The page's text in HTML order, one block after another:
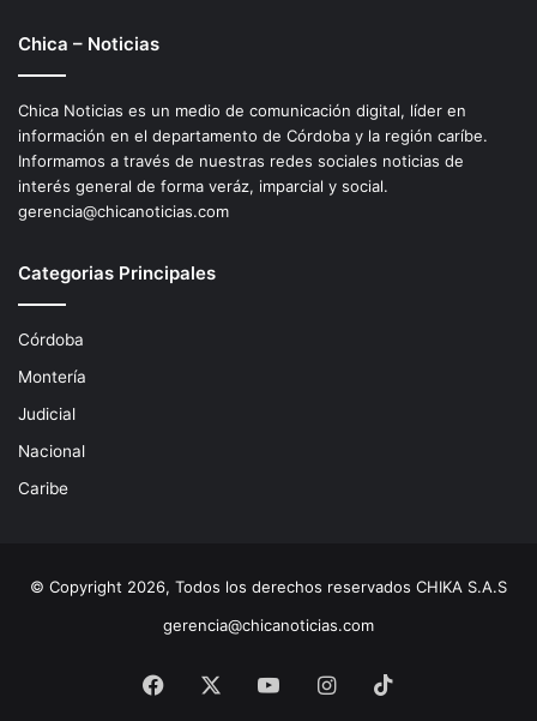
Chica – Noticias
Chica Noticias es un medio de comunicación digital, líder en
información en el departamento de Córdoba y la región caríbe.
Informamos a través de nuestras redes sociales noticias de
interés general de forma veráz, imparcial y social.
gerencia@chicanoticias.com
Categorias Principales
Córdoba
Montería
Judicial
Nacional
Caribe
© Copyright 2026, Todos los derechos reservados CHIKA S.A.S
gerencia@chicanoticias.com
Facebook YouTubeInstagram